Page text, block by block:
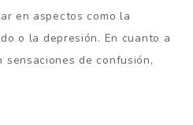
en aspectos como la
o la depresión. En cuanto a
de confusión,